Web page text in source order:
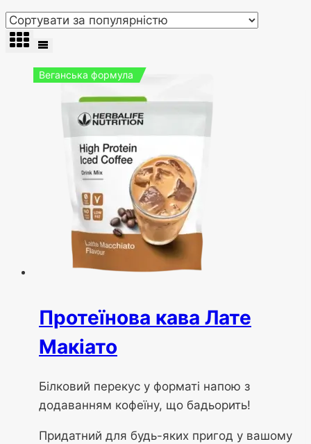
Веганська формула
Протеїнова кава Лате
Макіато
Білковий перекус у форматі напою з
додаванням кофеїну, що бадьорить!
Придатний для будь-яких пригод у вашому